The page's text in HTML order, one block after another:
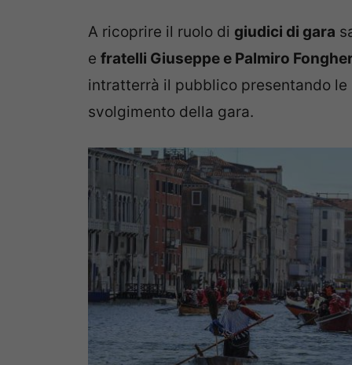
A ricoprire il ruolo di giudici di gara
e fratelli Giuseppe e Palmiro
intratterrà il pubblico presentando
svolgimento della gara.